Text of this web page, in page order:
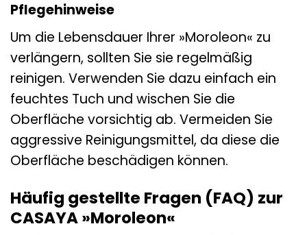
Pflegehinweise
Um die Lebensdauer Ihrer »Moroleon« zu
verlängern, sollten Sie sie regelmäßig
reinigen. Verwenden Sie dazu einfach ein
feuchtes Tuch und wischen Sie die
Oberfläche vorsichtig ab. Vermeiden Sie
aggressive Reinigungsmittel, da diese die
Oberfläche beschädigen können.
Häufig gestellte Fragen (FAQ) zur
CASAYA »Moroleon«